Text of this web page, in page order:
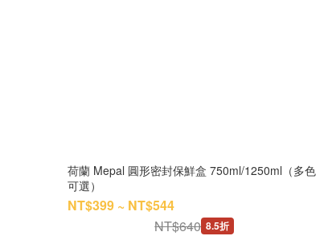
荷蘭 Mepal 圓形密封保鮮盒 750ml/1250ml（多色
可選）
NT$399 ~ NT$544
NT$640 8.5折